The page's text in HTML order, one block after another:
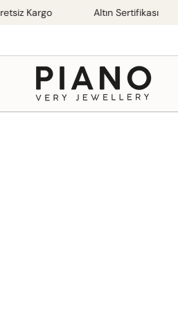
İçeriğe
atla
Altın Sertifikası